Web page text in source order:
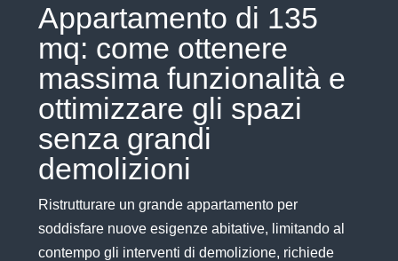
Appartamento di 135
mq: come ottenere
massima funzionalità e
ottimizzare gli spazi
senza grandi
demolizioni
Ristrutturare un grande appartamento per
soddisfare nuove esigenze abitative, limitando al
contempo gli interventi di demolizione, richiede